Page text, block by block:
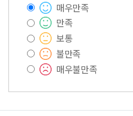
매우만족
만족
보통
불만족
매우불만족